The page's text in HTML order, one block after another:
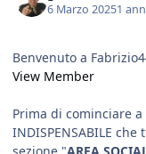
6 Marzo 20251
Benvenuto a
View Member
Prima di cominciare
INDISPENSABILE